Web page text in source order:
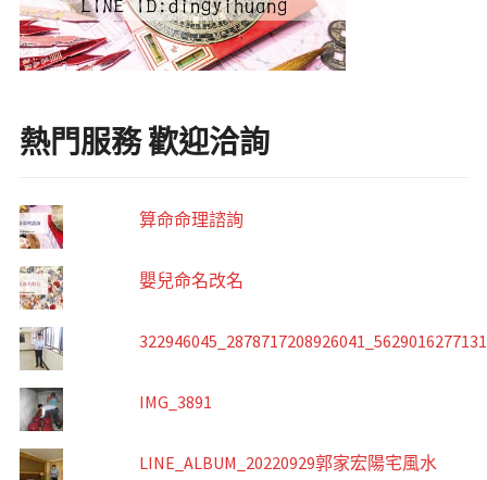
熱門服務 歡迎洽詢
算命命理諮詢
嬰兒命名改名
IMG_3891
LINE_ALBUM_20220929郭家宏陽宅風水